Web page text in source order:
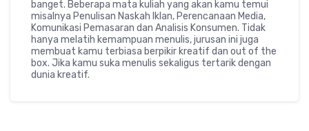
banget. Beberapa mata kuliah yang akan kamu temui
misalnya Penulisan Naskah Iklan, Perencanaan Media,
Komunikasi Pemasaran dan Analisis Konsumen. Tidak
hanya melatih kemampuan menulis, jurusan ini juga
membuat kamu terbiasa berpikir kreatif dan out of the
box. Jika kamu suka menulis sekaligus tertarik dengan
dunia kreatif.